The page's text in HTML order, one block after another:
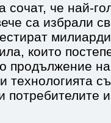
сочат, че най-
са избрали
които
продължение
технологията
потребителите